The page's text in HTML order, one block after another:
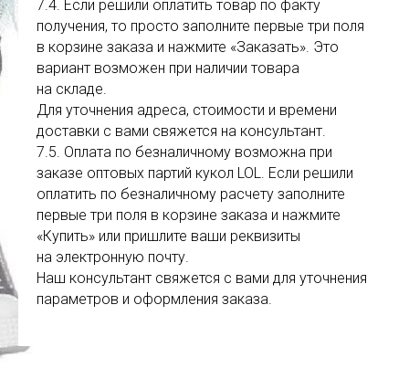
7.4. Если решили оплатить товар по факту
получения, то просто заполните первые три поля
в корзине заказа и нажмите «Заказать». Это
вариант возможен при наличии товара
на складе.
Для уточнения адреса, стоимости и времени
доставки с вами свяжется на консультант.
7.5. Оплата по безналичному возможна при
заказе оптовых партий кукол LOL. Если решили
оплатить по безналичному расчету заполните
первые три поля в корзине заказа и нажмите
«Купить» или пришлите ваши реквизиты
на электронную почту.
Наш консультант свяжется с вами для уточнения
параметров и оформления заказа.